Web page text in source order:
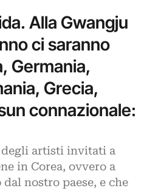
Alla Gwangju
ci saranno
Germania,
Grecia,
connazionale:
degli artisti invitati a
in Corea, ovvero a
nostro paese, e che